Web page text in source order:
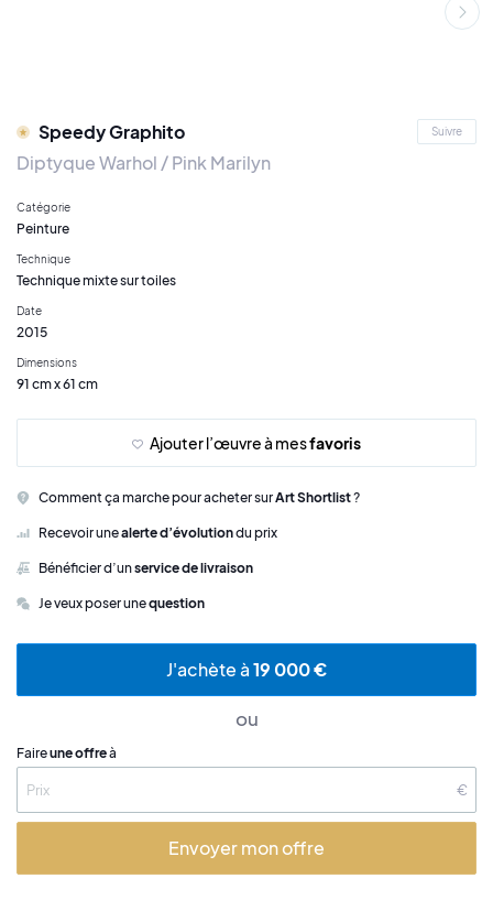
Speedy Graphito Suivre
Diptyque Warhol / Pink Marilyn
Catégorie
Peinture
Technique
Technique mixte sur toiles
Date
2015
Dimensions
91 cm x 61 cm
Ajouter l’œuvre à mesfavoris
Comment ça marche pour acheter surArt Shortlist?
Recevoir unealerte d’évolutiondu prix
Bénéficier d’unservice de livraison
Je veux poser unequestion
J'achète à19 000 €
ou
Faireune offreà
€
Envoyer mon offre